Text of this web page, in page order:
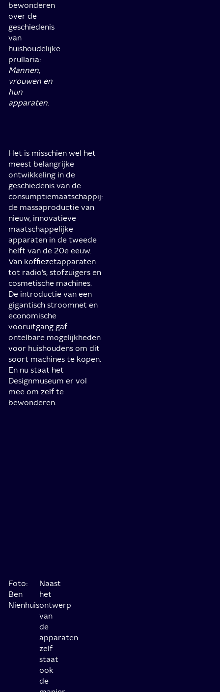
bewonderen
over de
geschiedenis
van
huishoudelijke
prullaria:
Mannen,
vrouwen en
hun
apparaten.
Het is misschien wel het
meest belangrijke
ontwikkeling in de
geschiedenis van de
consumptiemaatschappij:
de massaproductie van
nieuw, innovatieve
maatschappelijke
apparaten in de tweede
helft van de 20e eeuw.
Van koffiezetapparaten
tot radio’s, stofzuigers en
cosmetische machines.
De introductie van een
gigantisch stroomnet en
economische
vooruitgang gaf
ontelbare mogelijkheden
voor huishoudens om dit
soort machines te kopen.
En nu staat het
Designmuseum er vol
mee om zelf te
bewonderen.
Foto:
Ben
Nienhuis
Naast
het
ontwerp
van
de
apparaten
zelf
staat
ook
de